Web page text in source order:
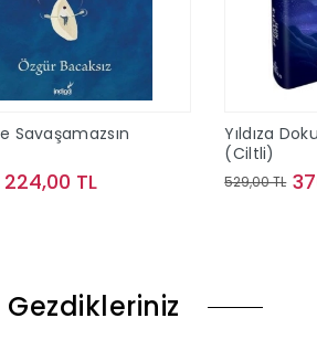
Savaşamazsın
224,00 TL
Yıldıza
(Ciltli)
529,00 TL
Gezdikleriniz